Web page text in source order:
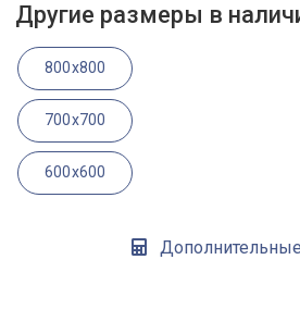
Другие размеры в
800x800
700x700
600x600